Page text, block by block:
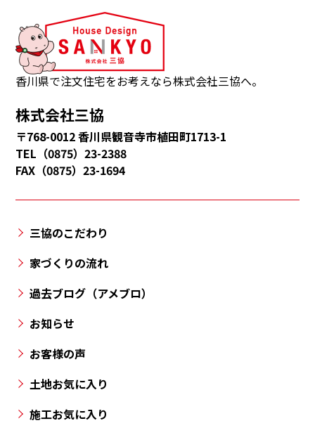
協
は、
観
音
市・
多
度
津
町・
豊
市・
亀
市・
松
市
香
香川県で注文住宅をお考えなら株式会社三協へ。
株式会社三協
〒768-0012 香川県観音寺市植田町1713-1
TEL（0875）23-2388
FAX（0875）23-1694
三協のこだわり
家づくりの流れ
過去ブログ（アメブロ）
お知らせ
お客様の声
土地お気に入り
施工お気に入り